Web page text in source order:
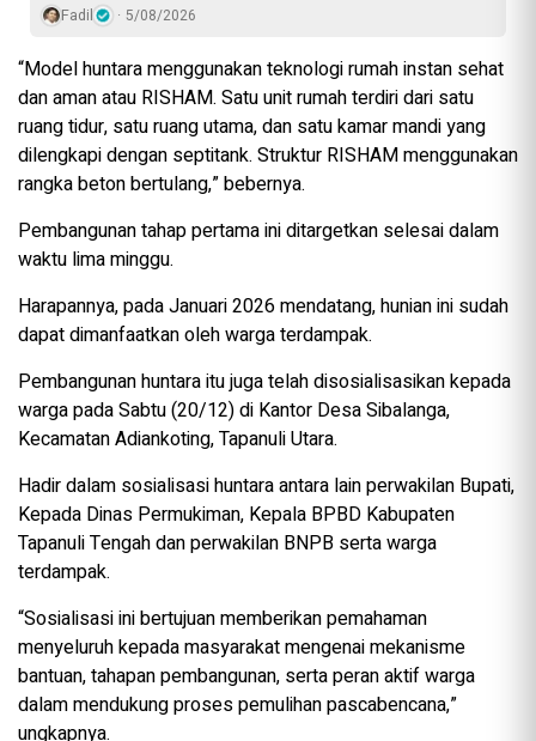
Fadil 5/08/2026
“Model huntara menggunakan teknologi rumah instan sehat
dan aman atau RISHAM. Satu unit rumah terdiri dari satu
ruang tidur, satu ruang utama, dan satu kamar mandi yang
dilengkapi dengan septitank. Struktur RISHAM menggunakan
rangka beton bertulang,” bebernya.
Pembangunan tahap pertama ini ditargetkan selesai dalam
waktu lima minggu.
Harapannya, pada Januari 2026 mendatang, hunian ini sudah
dapat dimanfaatkan oleh warga terdampak.
Pembangunan huntara itu juga telah disosialisasikan kepada
warga pada Sabtu (20/12) di Kantor Desa Sibalanga,
Kecamatan Adiankoting, Tapanuli Utara.
Hadir dalam sosialisasi huntara antara lain perwakilan Bupati,
Kepada Dinas Permukiman, Kepala BPBD Kabupaten
Tapanuli Tengah dan perwakilan BNPB serta warga
terdampak.
“Sosialisasi ini bertujuan memberikan pemahaman
menyeluruh kepada masyarakat mengenai mekanisme
bantuan, tahapan pembangunan, serta peran aktif warga
dalam mendukung proses pemulihan pascabencana,”
ungkapnya.